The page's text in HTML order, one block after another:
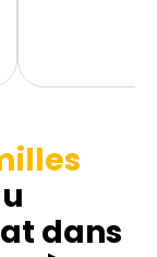
dans